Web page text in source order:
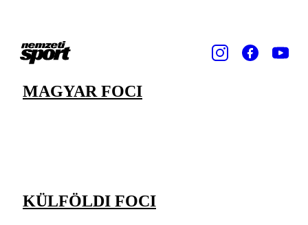
MAGYAR FOCI
KÜLFÖLDI FOCI